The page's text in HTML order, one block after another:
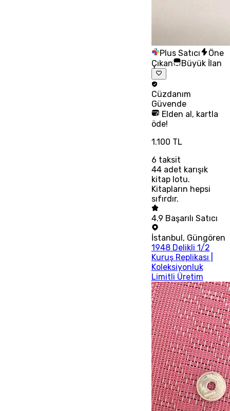
Plus Satıcı
Öne
Çıkan
Büyük İlan
Cüzdanım
Güvende
Elden al, kartla
öde!
1.100 TL
6 taksit
44 adet karışık
kitap lotu.
Kitapların hepsi
sıfırdır.
4.9 Başarılı Satıcı
İstanbul, Güngören
1948 Delikli 1/2
Kuruş Replikası |
Koleksiyonluk
Limitli Üretim